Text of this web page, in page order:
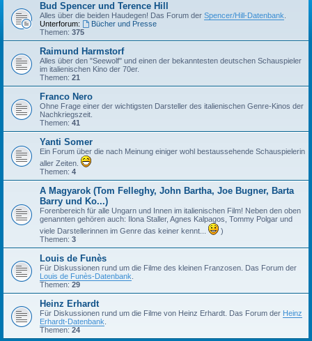
Bud Spencer und Terence Hill
Alles über die beiden Haudegen! Das Forum der Spencer/Hill-Datenbank
Unterforum:
Bücher und Presse
Themen: 375
Raimund Harmstorf
Alles über den "Seewolf" und einen der bekanntesten deutschen Schauspieler
im italienischen Kino der 70er.
Themen: 21
Franco Nero
Ohne Frage einer der wichtigsten Darsteller des italienischen Genre-Kinos der
Nachkriegszeit.
Themen: 41
Yanti Somer
Ein Forum über die nach Meinung einiger wohl bestaussehende Schauspielerin
aller Zeiten.
Themen: 4
A Magyarok (Tom Felleghy, John Bartha, Joe Bugner, Barta
Barry und Ko...)
Forenbereich für alle Ungarn und Innen im italienischen Film! Neben den oben
genannten gehören auch: Ilona Staller, Agnes Kalpagos, Tommy Polgar und
viele Darstellerinnen im Genre das keiner kennt...
)
Themen: 3
Louis de Funès
Für Diskussionen rund um die Filme des kleinen Franzosen. Das Forum der
Louis de Funès-Datenbank
Themen: 29
Heinz Erhardt
Für Diskussionen rund um die Filme von Heinz Erhardt. Das Forum der Heinz
Erhardt-Datenbank
Themen: 24